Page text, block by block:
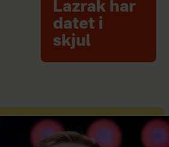
Lazrak har
datet i
skjul